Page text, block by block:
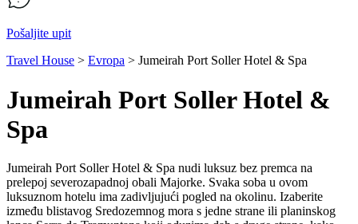
Pošaljite upit
Travel House > Evropa > Jumeirah Port Soller Hotel & Spa
Jumeirah Port Soller Hotel &
Spa
Jumeirah Port Soller Hotel & Spa nudi luksuz bez premca na
prelepoj severozapadnoj obali Majorke. Svaka soba u ovom
luksuznom hotelu ima zadivljujući pogled na okolinu. Izaberite
između blistavog Sredozemnog mora s jedne strane ili planinskog